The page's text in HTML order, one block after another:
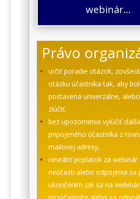
webinár...
Právo
určiť poradie otázok,
otázku účastníka tak, aby
postavená univerzálne,
zlúčiť,
bez upozornenia vylúčiť
pripojeného účastníka z
mailovej adresy,
nevrátiť poplatok za webinár
neúčasti alebo odpojenia sa
ukončením (ak sa na webinári